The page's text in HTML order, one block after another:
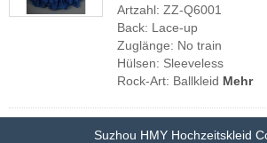
Artzahl: ZZ-Q6001
Back: Lace-up
Zuglänge: No train
Hülsen: Sleeveless
Rock-Art: Ballkleid Mehr
Suzhou HMY Hochzeitskleid